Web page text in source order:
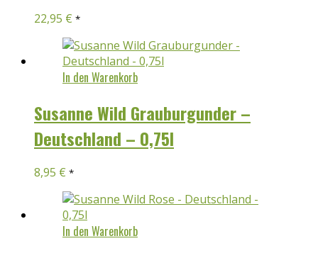
22,95 € *
In den Warenkorb
Susanne Wild Grauburgunder –
Deutschland – 0,75l
8,95 € *
In den Warenkorb